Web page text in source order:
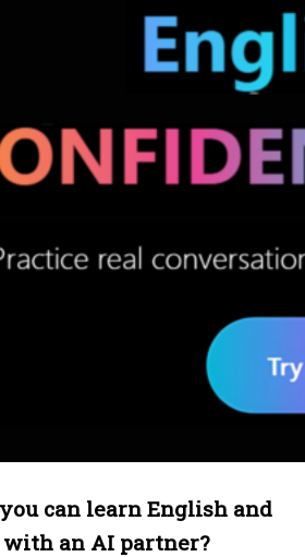
can learn English and
with an AI partner?